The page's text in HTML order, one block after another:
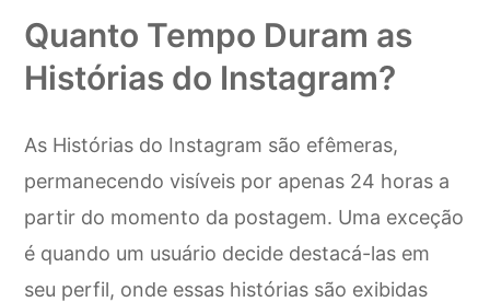
Quanto Tempo Duram as
Histórias do Instagram?
As Histórias do Instagram são efêmeras,
permanecendo visíveis por apenas 24 horas a
partir do momento da postagem. Uma exceção
é quando um usuário decide destacá-las em
seu perfil, onde essas histórias são exibidas